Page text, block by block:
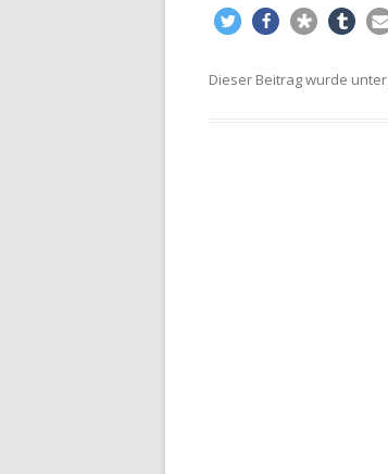
Dieser Beitrag wurde unter